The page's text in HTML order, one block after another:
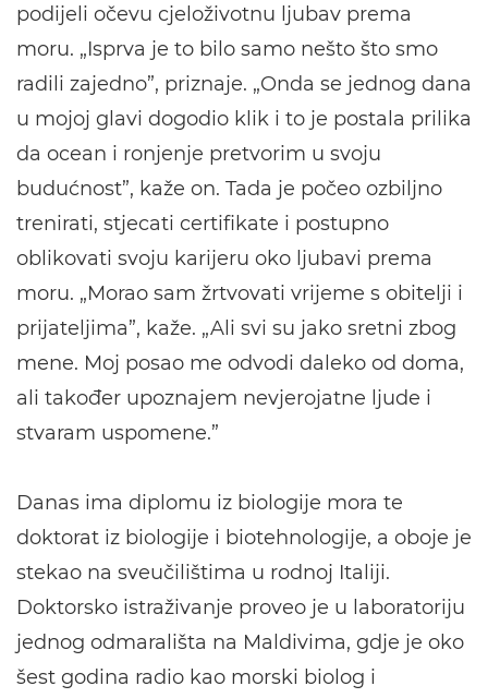
podijeli očevu cjeloživotnu ljubav prema
moru. „Isprva je to bilo samo nešto što smo
radili zajedno”, priznaje. „Onda se jednog dana
u mojoj glavi dogodio klik i to je postala prilika
da ocean i ronjenje pretvorim u svoju
budućnost”, kaže on. Tada je počeo ozbiljno
trenirati, stjecati certifikate i postupno
oblikovati svoju karijeru oko ljubavi prema
moru. „Morao sam žrtvovati vrijeme s obitelji i
prijateljima”, kaže. „Ali svi su jako sretni zbog
mene. Moj posao me odvodi daleko od doma,
ali također upoznajem nevjerojatne ljude i
stvaram uspomene.”
Danas ima diplomu iz biologije mora te
doktorat iz biologije i biotehnologije, a oboje je
stekao na sveučilištima u rodnoj Italiji.
Doktorsko istraživanje proveo je u laboratoriju
jednog odmarališta na Maldivima, gdje je oko
šest godina radio kao morski biolog i